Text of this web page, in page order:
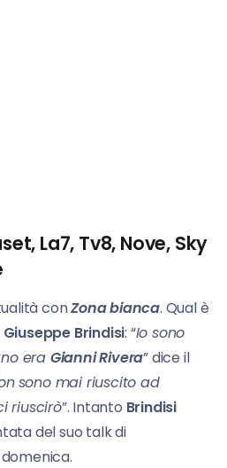
La7, Tv8, Nove, Sky
conZona bianca. Qual è
Giuseppe Brindisi: “Io sono
era Gianni Rivera” dice il
sono mai riuscito ad
riuscirò”. Intanto Brindisi
del suo talk di